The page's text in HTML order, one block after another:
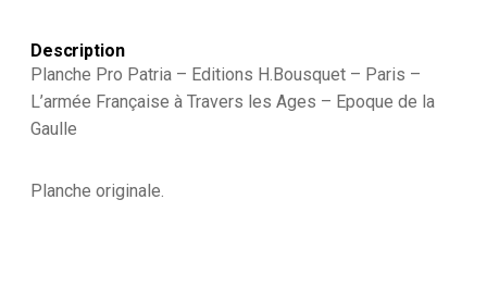
Uniforme
Description
Planche Pro Patria – Editions H.Bousquet – Paris –
L’armée Française à Travers les Ages – Epoque de la
Gaulle
Planche originale.